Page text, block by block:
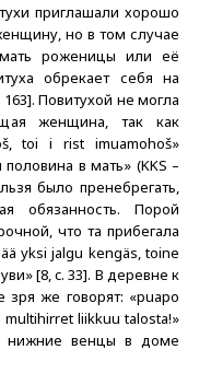
приглашали хорошо
но в том случае
роженицы или её
обрекает себя на
Повитухой не могла
женщина, так как
toi i rist imuamohoš»
в мать» (KKS –
было пренебрегать,
обязанность. Порой
что та прибегала
yksi jalgu kengäs, toine
[8, c. 33]. В деревне к
зря же говорят: «puapo
multihirret liikkuu talosta!»
нижние венцы в доме